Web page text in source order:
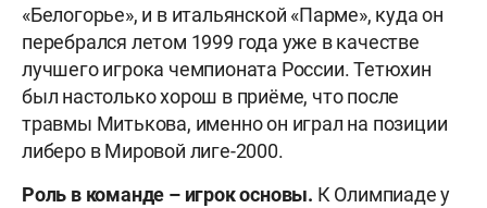
«Белогорье», и в итальянской «Парме», куда он
перебрался летом 1999 года уже в качестве
лучшего игрока чемпионата России. Тетюхин
был настолько хорош в приёме, что после
травмы Митькова, именно он играл на позиции
либеро в Мировой лиге-2000.
Роль в команде – игрок основы. К Олимпиаде у